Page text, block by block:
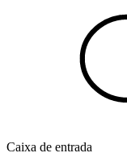
Caixa de entrada